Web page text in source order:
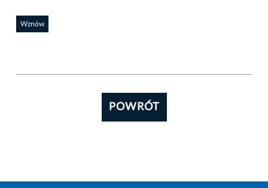
Wznów
POWRÓT